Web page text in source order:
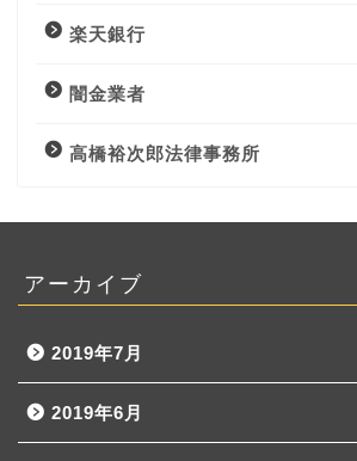
楽天銀行
闇金業者
高橋裕次郎法律事務所
アーカイブ
2019年7月
2019年6月